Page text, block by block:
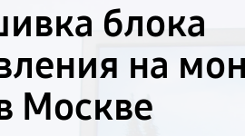
блока
на
Москве